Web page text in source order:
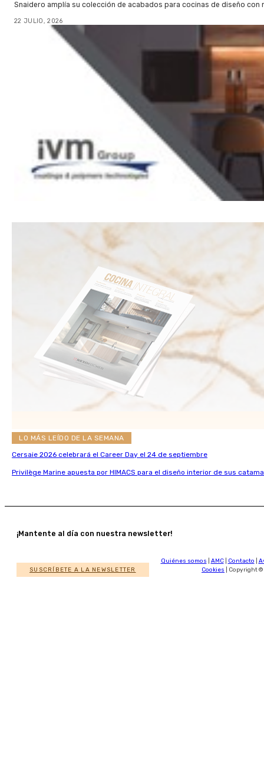
Snaidero amplía su colección de acabados para cocinas de diseño
22 JULIO, 2026
LO MÁS LEÍDO DE LA SEMANA
Cersaie 2026 celebrará el Career Day el 24 de septiembre
Privilège Marine apuesta por HIMACS para el diseño interior de sus
¡Mantente al día con nuestra newsletter!
SUSCRÍBETE A LA NEWSLETTER
Quiénes somos AMC| Contacto
Cookies | Copyright